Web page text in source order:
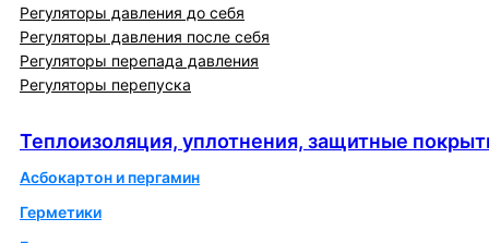
Регуляторы давления до себя
Регуляторы давления после себя
Регуляторы перепада давления
Регуляторы перепуска
Теплоизоляция, уплотнения, защитные
Асбокартон и пергамин
Герметики